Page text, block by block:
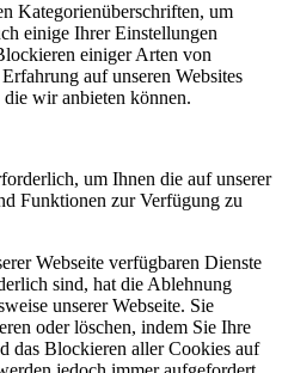
Kategorienüberschriften, um
einige Ihrer Einstellungen
einiger Arten von
auf unseren Websites
wir anbieten können.
um Ihnen die auf unserer
Funktionen zur Verfügung zu
Webseite verfügbaren Dienste
sind, hat die Ablehnung
unserer Webseite. Sie
oder löschen, indem Sie Ihre
das Blockieren aller Cookies auf